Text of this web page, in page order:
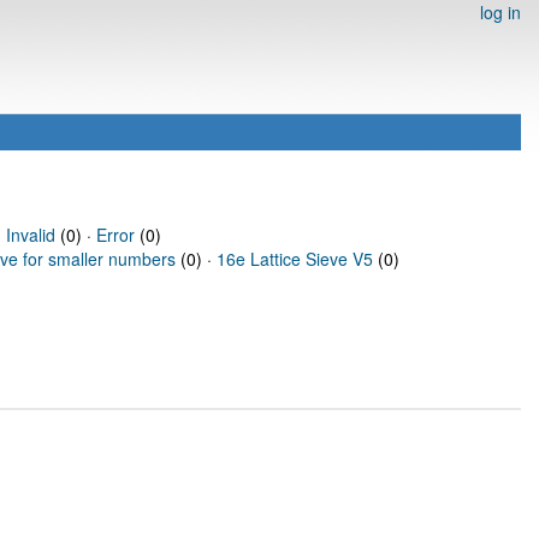
log in
Invalid (0) · Error(0)
for smaller numbers (0) · 16e Lattice Sieve V5 (0)